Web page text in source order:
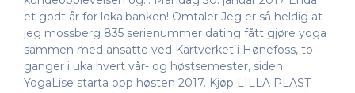
et godt år for lokalbanken! Omtaler Jeg er så heldig at
jeg mossberg 835 serienummer dating fått gjøre yoga
sammen med ansatte ved Kartverket i Hønefoss, to
ganger i uka hvert vår- og høstsemester, siden
YogaLise starta opp høsten 2017. Kjøp LILLA PLAST